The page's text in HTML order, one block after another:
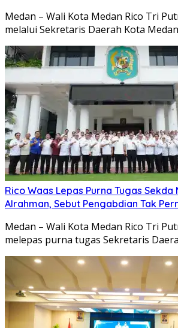
Medan – Wali Kota Medan Rico Tri
melalui Sekretaris Daerah Kota
Rico Waas Lepas Purna Tugas Sekda
Alrahman, Sebut Pengabdian Tak
Medan – Wali Kota Medan Rico Tri
melepas purna tugas Sekretaris